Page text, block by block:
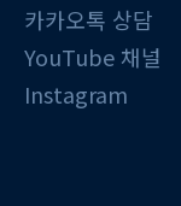
카카오톡 상담
YouTube 채널
Instagram